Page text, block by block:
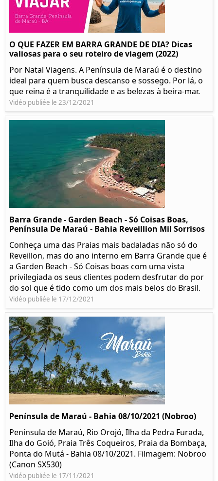
O QUE FAZER EM BARRA GRANDE DE DIA? Dicas
valiosas para o seu roteiro de viagem (2022)
Por Natal Viagens. A Península de Maraú é o destino
ideal para quem busca descanso e sossego. Por lá, o
que reina é a tranquilidade e as belezas à beira-mar.
Vidéo publiée le 23/12/2021
Barra Grande - Garden Beach - Só Coisas Boas,
Península De Maraú - Bahia Reveillion Mil Sorrisos
Conheça uma das Praias mais badaladas não só do
Reveillon, mas do ano interno em Barra Grande que é
a Garden Beach - Só Coisas boas com uma vista
privilegiada os seus clientes podem desfrutar do por
do sol que é tido como um dos mais belos do Brasil.
Vidéo publiée le 17/12/2021
Península de Maraú - Bahia 08/10/2021 (Nobroo)
Península de Maraú, Rio Orojó, Ilha da Pedra Furada,
Ilha do Goió, Praia Três Coqueiros, Praia da Bombaça,
Ponta do Mutá - Bahia 08/10/2021. Filmagem: Nobroo
(Canon SX530)
Vidéo publiée le 17/11/2021